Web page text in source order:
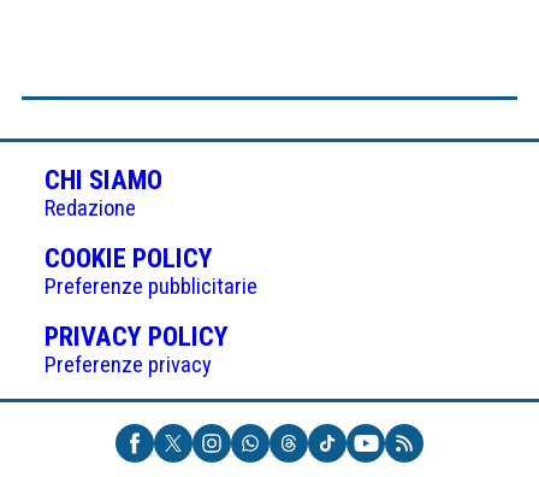
CHI SIAMO
Redazione
COOKIE POLICY(APRE
IN
UNA
NUOVA
Preferenze pubblicitarie
PRIVACY POLICY(APRE
UNA
NUOVA
SCHEDA)
Preferenze privacy